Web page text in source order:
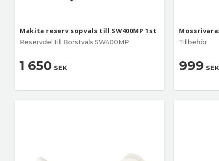
Makita reserv sopvals till SW400MP 1st
Reservdel till Borstvals SW400MP
1 650 SEK
Tillbehör
999 SEK